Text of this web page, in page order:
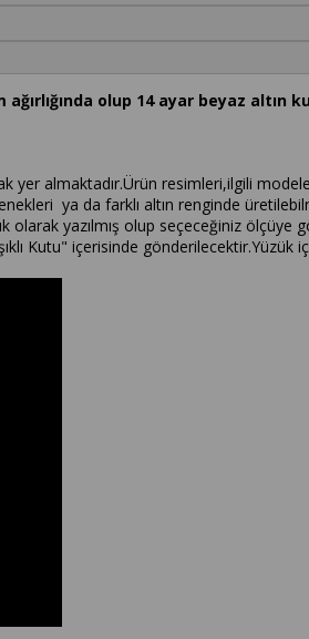
olup 14 ayar beyaz
yer almaktadır.Ürün resimleri,ilgili
ya da farklı altın renginde
olarak yazılmış olup seçeceğiniz
Kutu" içerisinde